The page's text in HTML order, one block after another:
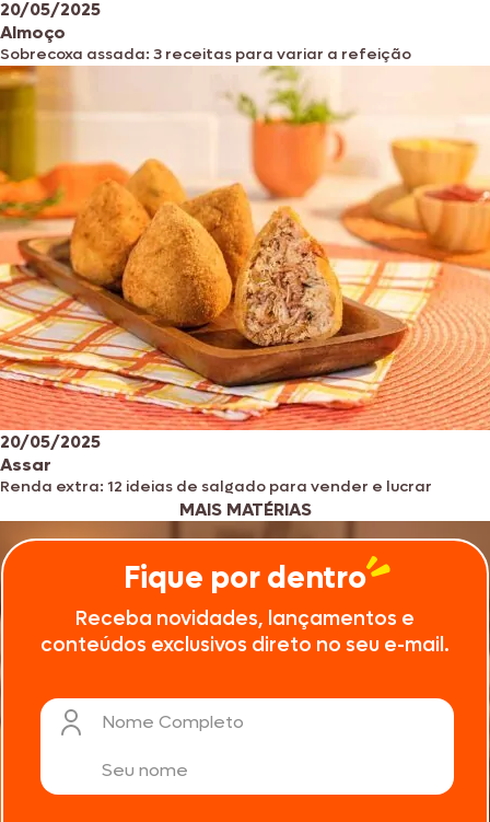
20/05/2025
Almoço
Sobrecoxa assada: 3 receitas para variar a refeição
20/05/2025
Assar
Renda extra: 12 ideias de salgado para vender e lucrar
MAIS MATÉRIAS
Fique por dentro
Receba novidades, lançamentos e
conteúdos exclusivos direto no seu e-mail.
Nome Completo